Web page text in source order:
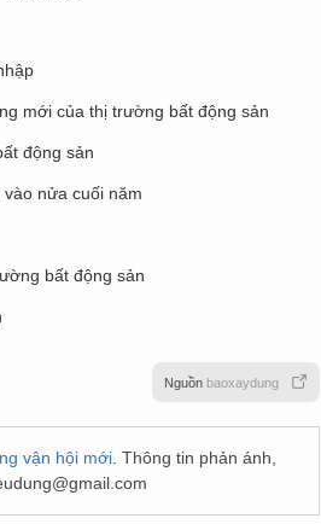
mới của thị trường bất động sản
động sản
nửa cuối năm
bất động sản
Nguồn baoxaydung
vận hội mới . Thông tin phản ánh,